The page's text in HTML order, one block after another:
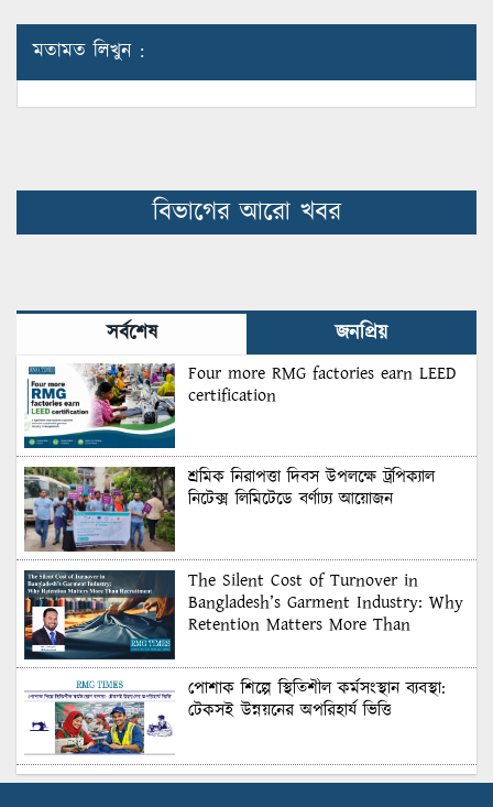
মতামত লিখুন :
বিভাগের আরো খবর
সর্বশেষ জনপ্রিয়
Four more RMG factories earn LEED
certification
শ্রমিক নিরাপত্তা দিবস উপলক্ষে ট্রপিক্যাল
নিটেক্স লিমিটেডে বর্ণাঢ্য আয়োজন
The Silent Cost of Turnover in
Bangladesh’s Garment Industry: Why
Retention Matters More Than
পোশাক শিল্পে স্থিতিশীল কর্মসংস্থান ব্যবস্থা:
টেকসই উন্নয়নের অপরিহার্য ভিত্তি
শুল্কের দেয়াল ভাঙার সুযোগ: মার্কিন বাজারে